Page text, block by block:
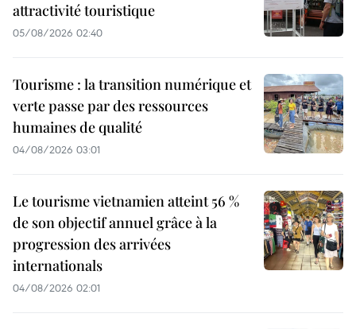
attractivité touristique
05/08/2026 02:40
Tourisme : la transition numérique et
verte passe par des ressources
humaines de qualité
04/08/2026 03:01
Le tourisme vietnamien atteint 56 %
de son objectif annuel grâce à la
progression des arrivées
internationals
04/08/2026 02:01